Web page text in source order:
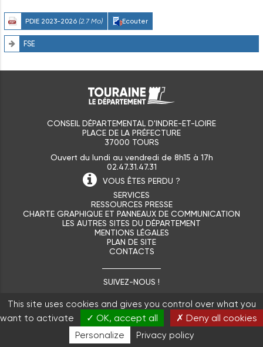
PDIE 2023-2026 (2.7 Mo) Ecouter
FSE
CONSEIL DÉPARTEMENTAL D'INDRE-ET-LOIRE
PLACE DE LA PRÉFECTURE
37000 TOURS
Ouvert du lundi au vendredi de 8h15 à 17h
02.47.31.47.31
VOUS ÊTES PERDU ?
SERVICES
RESSOURCES PRESSE
CHARTE GRAPHIQUE ET PANNEAUX DE COMMUNICATION
LES AUTRES SITES DU DÉPARTEMENT
MENTIONS LÉGALES
PLAN DE SITE
CONTACTS
SUIVEZ-NOUS !
This site uses cookies and gives you control over what you
want to activate
✓ OK, accept all
✗ Deny all cookies
Personalize
Privacy policy